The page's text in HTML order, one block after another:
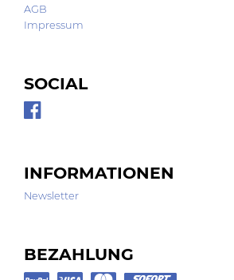
AGB
Impressum
SOCIAL
INFORMATIONEN
Newsletter
BEZAHLUNG